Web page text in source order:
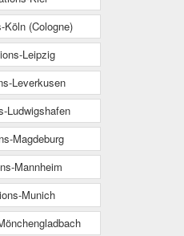
Köln (Cologne)
Leipzig
Leverkusen
Ludwigshafen
Magdeburg
Mannheim
Munich